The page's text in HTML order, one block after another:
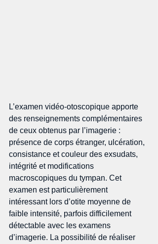
L’examen vidéo-otoscopique apporte
des renseignements complémentaires
de ceux obtenus par l’imagerie :
présence de corps étranger, ulcération,
consistance et couleur des exsudats,
intégrité et modifications
macroscopiques du tympan. Cet
examen est particulièrement
intéressant lors d’otite moyenne de
faible intensité, parfois difficilement
détectable avec les examens
d’imagerie. La possibilité de réaliser